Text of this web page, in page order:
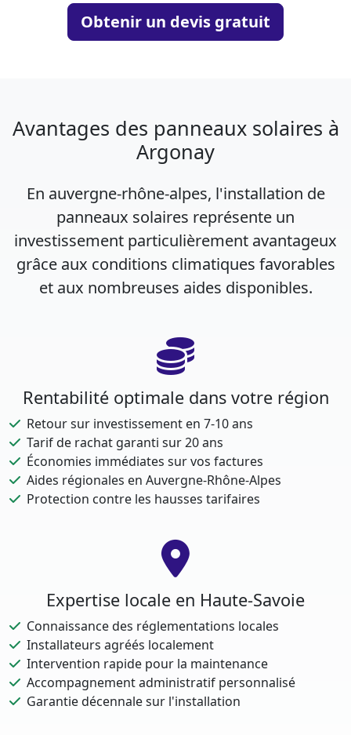
Obtenir un devis gratuit
Avantages des panneaux solaires à
Argonay
En auvergne-rhône-alpes, l'installation de
panneaux solaires représente un
investissement particulièrement avantageux
grâce aux conditions climatiques favorables
et aux nombreuses aides disponibles.
Rentabilité optimale dans votre région
Retour sur investissement en 7-10 ans
Tarif de rachat garanti sur 20 ans
Économies immédiates sur vos factures
Aides régionales en Auvergne-Rhône-Alpes
Protection contre les hausses tarifaires
Expertise locale en Haute-Savoie
Connaissance des réglementations locales
Installateurs agréés localement
Intervention rapide pour la maintenance
Accompagnement administratif personnalisé
Garantie décennale sur l'installation